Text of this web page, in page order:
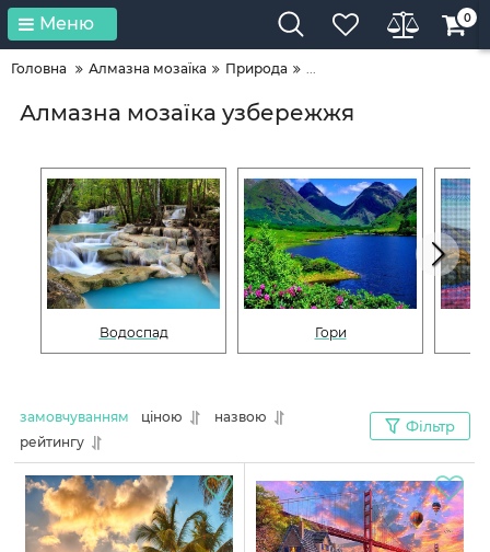
Меню 0
Головна Алмазна мозаїка Природа ...
Алмазна мозаїка узбережжя
Водоспад Гори
замовчуванням ціною
назвою
рейтингу
Фільтр